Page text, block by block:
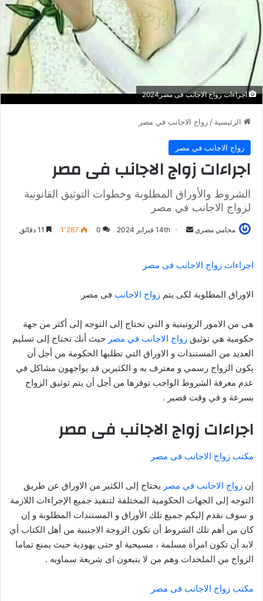
اجراءات زواج الاجانب فى مصر2024
الرئيسية / زواج الاجانب في مصر
زواج الاجانب في مصر
اجراءات زواج الاجانب فى مصر
الشروط والأوراق المطلوبة وخطوات التوثيق القانونية
لزواج الاجانب في مصر
محامي مصري
أرسل 14th فبراير 2024 0 1٬287
اجراءات زواج الاجانب فى مصر
الاوراق المطلوبة لكى يتم زواج الاجانب فى مصر
هى من الامور الروتينية و التي تحتاج إلى التوجه إلى أكثر من جهة
حكومية هي توثيق زواج الاجانب في مصر حيث أنك تحتاج إلى تسليم
العديد من المستندات و الاوراق التي تطلبها الحكومة من أجل أن
يكون الزواج رسمي و معترف به و الكثيرين قد يواجهون مشاكل في
عدم معرفة الشروط الواجب توفرها من أجل أن يتم توثيق الزواج
بسرعة و في وقت قصير .
اجراءات زواج الاجانب فى مصر
مكتب زواج الاجانب فى مصر
إن زواج الاجانب في مصر يحتاج إلى الكثير من الاوراق عن طريق
التوجه إلى الجهات الحكومية المختلفة لتنفيذ جميع الإجراءات اللازمة
و سوف نقدم إليكم جميع تلك الأوراق و المستندات المطلوبة و إن
كان من أهم تلك الشروط أن تكون الزوجة الاجنبية من أهل الكتاب أي
لابد أن تكون امرأة مسلمة ، مسيحية او حتى يهودية حيث يمنع تماما
الزواج من الملحدات وهم من لا يتبعون اى شريعة سماويه .
مكتب زواج الاجانب فى مصر